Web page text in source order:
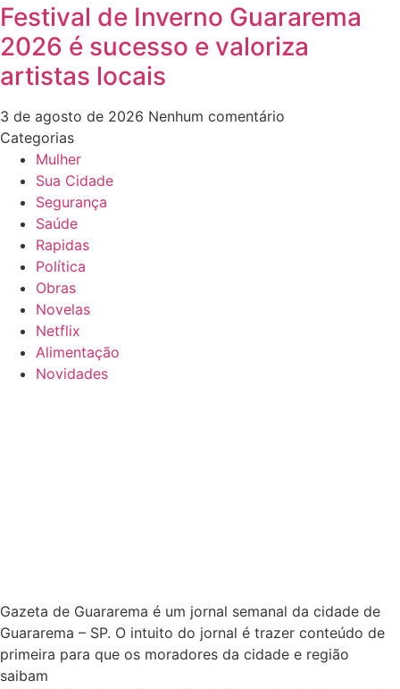
Festival de Inverno Guararema
2026 é sucesso e valoriza
artistas locais
3 de agosto de 2026 Nenhum comentário
Categorias
Mulher
Sua Cidade
Segurança
Saúde
Rapidas
Política
Obras
Novelas
Netflix
Alimentação
Novidades
Gazeta de Guararema é um jornal semanal da cidade de
Guararema – SP. O intuito do jornal é trazer conteúdo de
primeira para que os moradores da cidade e região
saibam